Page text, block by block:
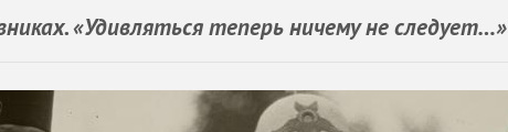
«Удивляться теперь ничему не следует…»